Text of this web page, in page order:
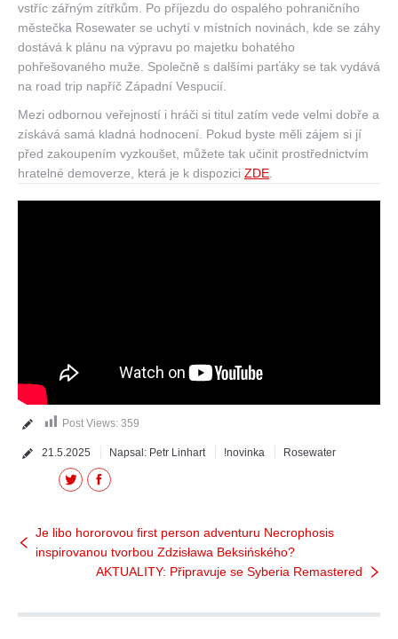
vstříc zářným zítřkům. Po příjezdu do ospalého pohraničního
městečka Rosewater se uchytí v místních novinách, kde se záhy
dostává k plánu na výpravu po majetku bohatého
pohřešovaného muže. Společně s dalšími parťáky se tak vydává
na road trip napříč Západní Vespucií.
Mezi odbornou veřejností i hráči si titul zatím vede velmi dobře a
získává samá kladná hodnocení. Pokud byste měli zájem si jí
před zakoupením vyzkoušet, můžete tak učinit prostřednictvím
hratelné demoverze, která je k dispozici ZDE
Post Views: 359
21.5.2025 Napsal: Petr Linhart !novinka Rosewater
Facebook
Twitter
Je libo hororovou first person adventuru Necrophosis
inspirovanou tvorbou Zdzisława Beksińského?
AKTUALITY: Připravuje se Syberia Remastered